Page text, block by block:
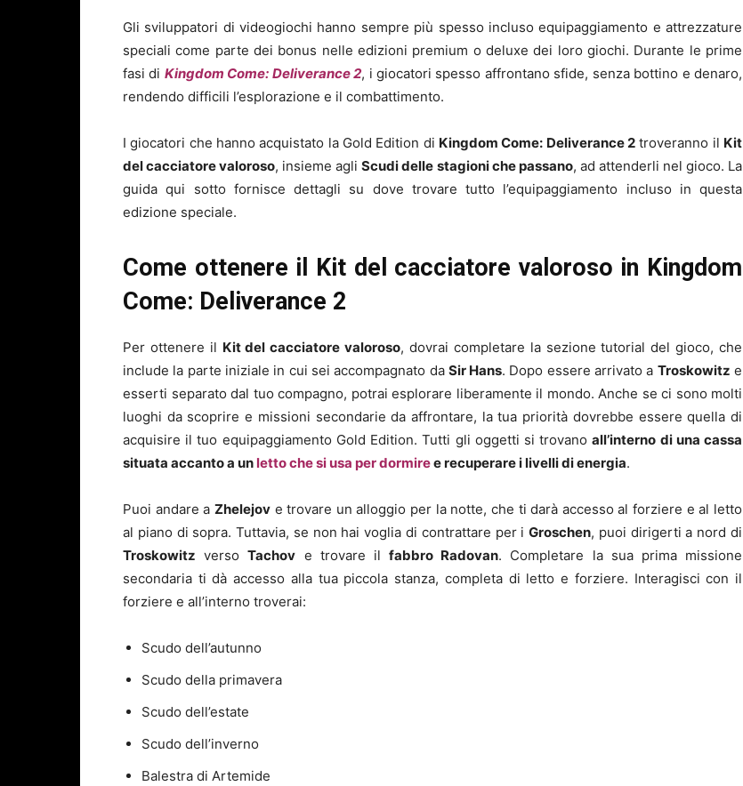
Gli sviluppatori di videogiochi hanno sempre più spesso incluso equipaggiamento e attrezzature
speciali come parte dei bonus nelle edizioni premium o deluxe dei loro giochi. Durante le prime
fasi di Kingdom Come: Deliverance 2, i giocatori spesso affrontano sfide, senza bottino e denaro,
rendendo difficili l’esplorazione e il combattimento.
I giocatori che hanno acquistato la Gold Edition di Kingdom Come: Deliverance 2 troveranno il Kit
del cacciatore valoroso, insieme agliScudi delle stagioni che passano, ad attenderli nel gioco. La
guida qui sotto fornisce dettagli su dove trovare tutto l’equipaggiamento incluso in questa
edizione speciale.
Come ottenere il Kit del cacciatore valoroso in Kingdom
Come: Deliverance 2
Per ottenere il Kit del cacciatore valoroso, dovrai completare la sezione tutorial del gioco, che
include la parte iniziale in cui sei accompagnato da Sir Hans. Dopo essere arrivato a Troskowitz e
esserti separato dal tuo compagno, potrai esplorare liberamente il mondo. Anche se ci sono molti
luoghi da scoprire e missioni secondarie da affrontare, la tua priorità dovrebbe essere quella di
acquisire il tuo equipaggiamento Gold Edition. Tutti gli oggetti si trovanoall’interno di una cassa
situata accanto a un letto che si usa per dormiree recuperare i livelli di energia.
Puoi andare a Zhelejove trovare un alloggio per la notte, che ti darà accesso al forziere e al letto
al piano di sopra. Tuttavia, se non hai voglia di contrattare per iGroschen, puoi dirigerti a nord di
Troskowitz versoTachov e trovare ilfabbro Radovan. Completare la sua prima missione
secondaria ti dà accesso alla tua piccola stanza, completa di letto e forziere. Interagisci con il
forziere e all’interno troverai:
Scudo dell’autunno
Scudo della primavera
Scudo dell’estate
Scudo dell’inverno
Balestra di Artemide